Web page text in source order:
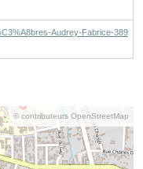
Audrey-Fabrice-389
© contributeurs OpenStreetMap